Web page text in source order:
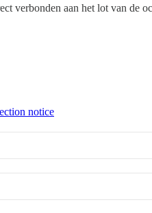
verbonden aan het lot van de
notice